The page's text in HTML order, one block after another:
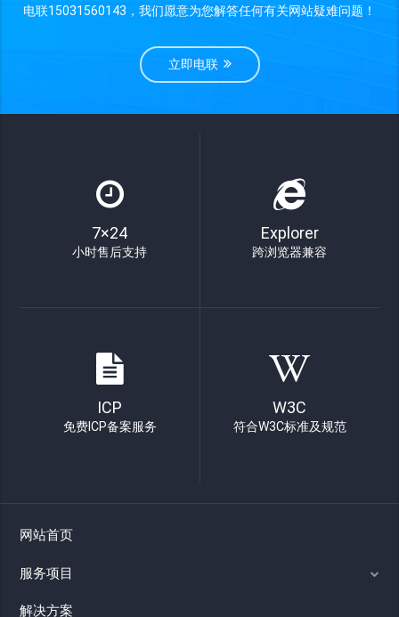
电联15031560143，我们愿意为您解答任何有关网站疑难问题！
立即电联
7×24
小时售后支持
Explorer
跨浏览器兼容
ICP
免费ICP备案服务
W3C
符合W3C标准及规范
网站首页
服务项目
解决方案